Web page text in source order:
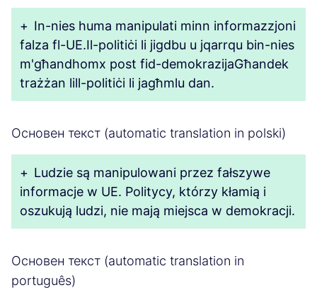
+ In-nies huma manipulati minn informazzjoni
falza fl-UE.Il-politiċi li jigdbu u jqarrqu bin-nies
m'għandhomx post fid-demokrazijaGħandek
trażżan lill-politiċi li jagħmlu dan.
Основен текст (automatic translation in polski)
+ Ludzie są manipulowani przez fałszywe
informacje w UE. Politycy, którzy kłamią i
oszukują ludzi, nie mają miejsca w demokracji.
Основен текст (automatic translation in
português)